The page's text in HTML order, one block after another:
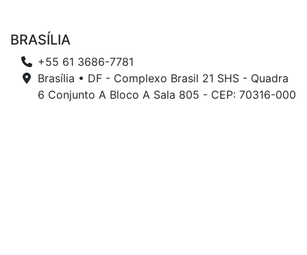
BRASÍLIA
+55 61 3686-7781
Brasília • DF - Complexo Brasil 21 SHS - Quadra
6 Conjunto A Bloco A Sala 805 - CEP: 70316-000